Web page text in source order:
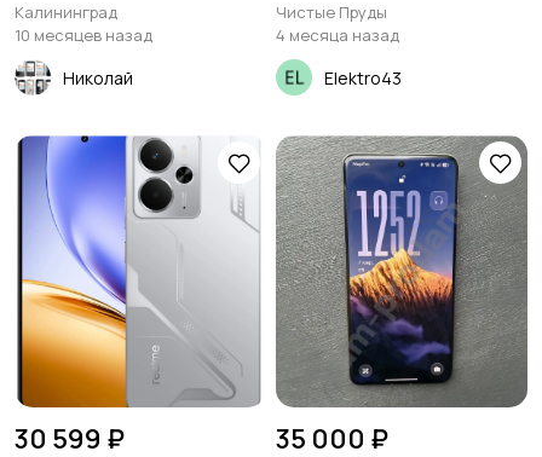
Калининград
10 месяцев назад
Николай
Чистые Пруды
4 месяца назад
Elektro43
30 599 ₽ 35 000 ₽